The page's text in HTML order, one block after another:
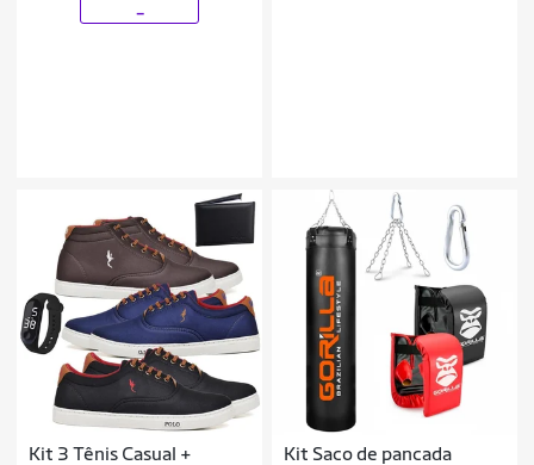
Kit 3 Tênis Casual +
Kit Saco de pancada